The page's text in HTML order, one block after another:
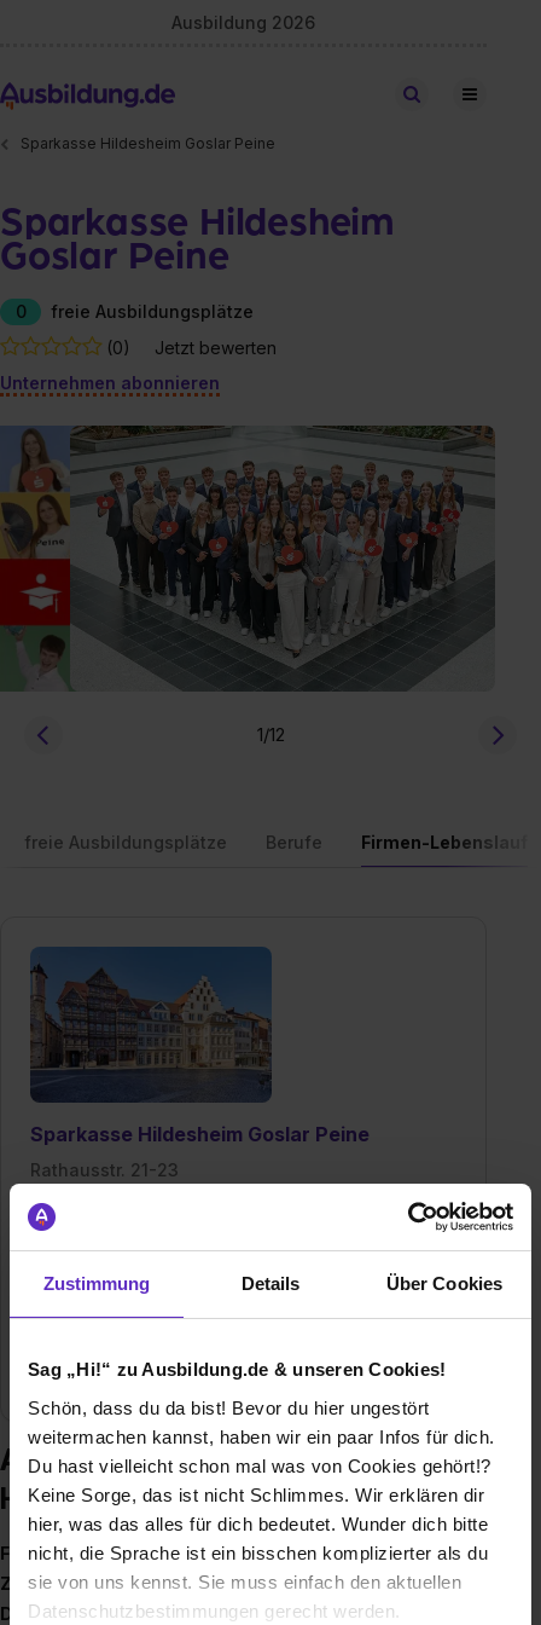
Zustimmung Details Über Cookies
Sag „Hi!“ zu Ausbildung.de & unseren Cookies!
Schön, dass du da bist! Bevor du hier ungestört
weitermachen kannst, haben wir ein paar Infos für dich.
Du hast vielleicht schon mal was von Cookies gehört!?
Keine Sorge, das ist nicht Schlimmes. Wir erklären dir
hier, was das alles für dich bedeutet. Wunder dich bitte
nicht, die Sprache ist ein bisschen komplizierter als du
sie von uns kennst. Sie muss einfach den aktuellen
Datenschutzbestimmungen gerecht werden.
Ausbildung 2026
Stellen finden
Sparkasse Hildesheim Goslar Peine
Sparkasse Hildesheim
Goslar Peine
0
freie Ausbildungsplätze
(0)
Jetzt bewerten
Unternehmen abonnieren
1/12
freie Ausbildungsplätze Berufe Firmen-Lebenslauf
Sparkasse Hildesheim Goslar Peine
Rathausstr. 21-23
E-Mail anzeigen
ca. 1.300
Finanzdienstleistung
Ausbildung bei Sparkasse
Hildesheim Goslar Peine
Fundierte Ausbildung, spannende Positionen und super
Zukunftsperspektiven: Die 376 Sparkassen in ganz
Deutschland haben als Ausbilder eine Menge zu bieten.